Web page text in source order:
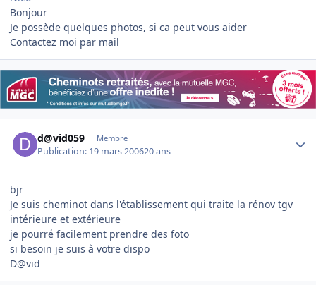
Bonjour
Je possède quelques photos, si ca peut vous aider
Contactez moi par mail
d@vid059 Membre
Publication: 19 mars 200620 ans
bjr
Je suis cheminot dans l'établissement qui traite la rénov tgv
intérieure et extérieure
je pourré facilement prendre des foto
si besoin je suis à votre dispo
D@vid